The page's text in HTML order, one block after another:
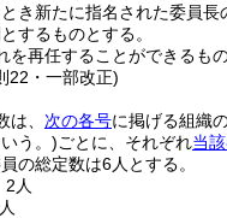
き新たに指名された委員長
するものとする。
を再任することができるもの
22・一部改正)
は、 次の各号に掲げる組織
う。)ごとに、それぞれ当
の総定数は6人とする。
人